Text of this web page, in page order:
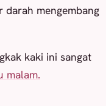
darah mengembang
kaki ini sangat
malam.